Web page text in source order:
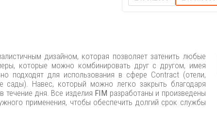
дизайном, которая позволяет затенить любые
которые можно комбинировать друг с другом, имея
подходят для использования в сфере Contract (отели,
сады). Навес, который можно легко закрыть благодаря
течение дня. Все изделия FIM разработаны и произведены
применения, чтобы обеспечить долгий срок службы